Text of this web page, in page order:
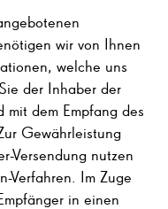
wir von Ihnen
welche uns
der Inhaber der
mit dem Empfang des
Gewährleistung
Versendung nutzen
Verfahren. Im Zuge
in einen